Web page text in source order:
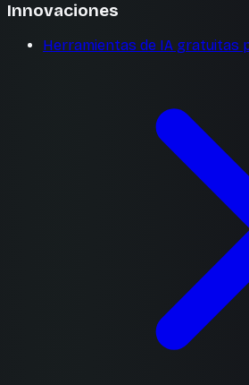
Innovaciones
Herramientas de IA gratuitas